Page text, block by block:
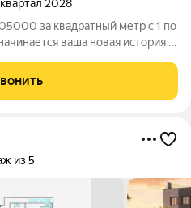
квартал 2028
за квадратный метр с 1 по
ваша новая история 1.
дом на 49 квартир,
из 5